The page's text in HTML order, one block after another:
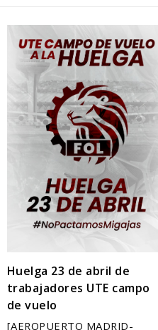
Huelga 23 de abril de
trabajadores UTE campo
de vuelo
[AEROPUERTO MADRID-